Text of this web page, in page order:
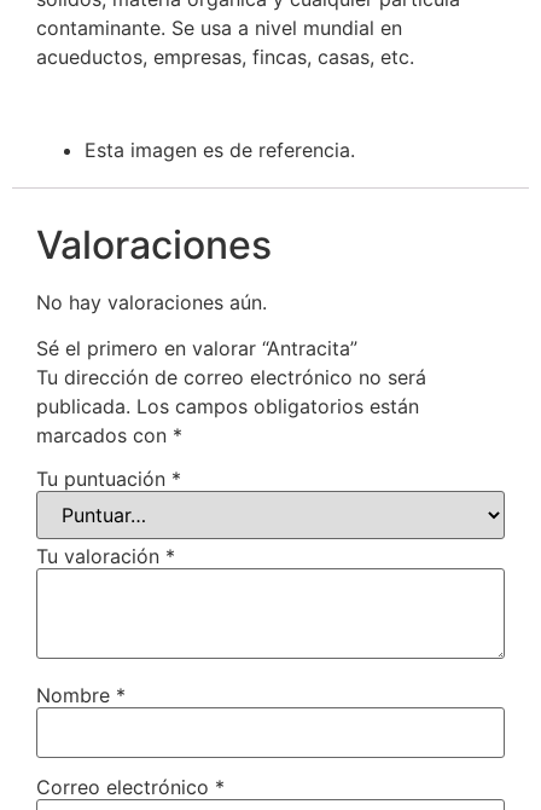
contaminante. Se usa a nivel mundial en
acueductos, empresas, fincas, casas, etc.
Esta imagen es de referencia.
Valoraciones
No hay valoraciones aún.
Sé el primero en valorar “Antracita”
Tu dirección de correo electrónico no será
publicada. Los campos obligatorios están
marcados con *
Tu puntuación *
Tu valoración *
Nombre *
Correo electrónico *